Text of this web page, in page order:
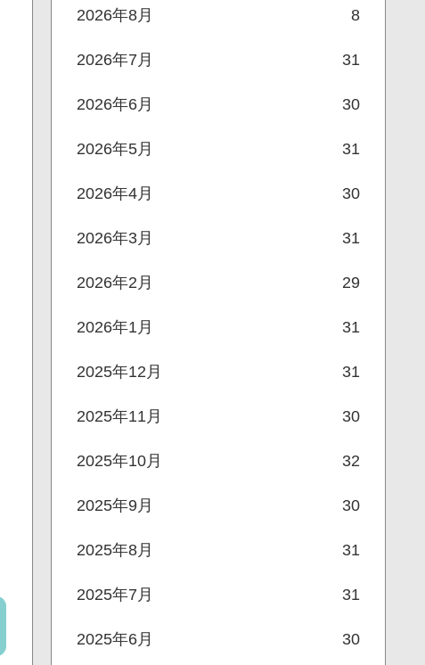
2026年8月 8
2026年7月 31
2026年6月 30
2026年5月 31
2026年4月 30
2026年3月 31
2026年2月 29
2026年1月 31
2025年12月 31
2025年11月 30
2025年10月 32
2025年9月 30
2025年8月 31
2025年7月 31
2025年6月 30